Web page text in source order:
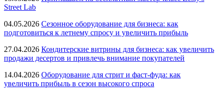
Street Lab
04.05.2026 Сезонное оборудование для бизнеса: как
подготовиться к летнему спросу и увеличить прибыль
27.04.2026 Кондитерские витрины для бизнеса: как увеличить
продажи десертов и привлечь внимание покупателей
14.04.2026 Оборудование для стрит и фаст-фуда: как
увеличить прибыль в сезон высокого спроса